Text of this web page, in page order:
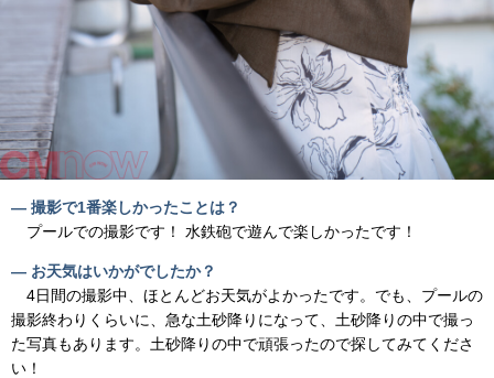
― 撮影で1番楽しかったことは？
プールでの撮影です！ 水鉄砲で遊んで楽しかったです！
― お天気はいかがでしたか？
4日間の撮影中、ほとんどお天気がよかったです。でも、プールの
撮影終わりくらいに、急な土砂降りになって、土砂降りの中で撮っ
た写真もあります。土砂降りの中で頑張ったので探してみてくださ
い！